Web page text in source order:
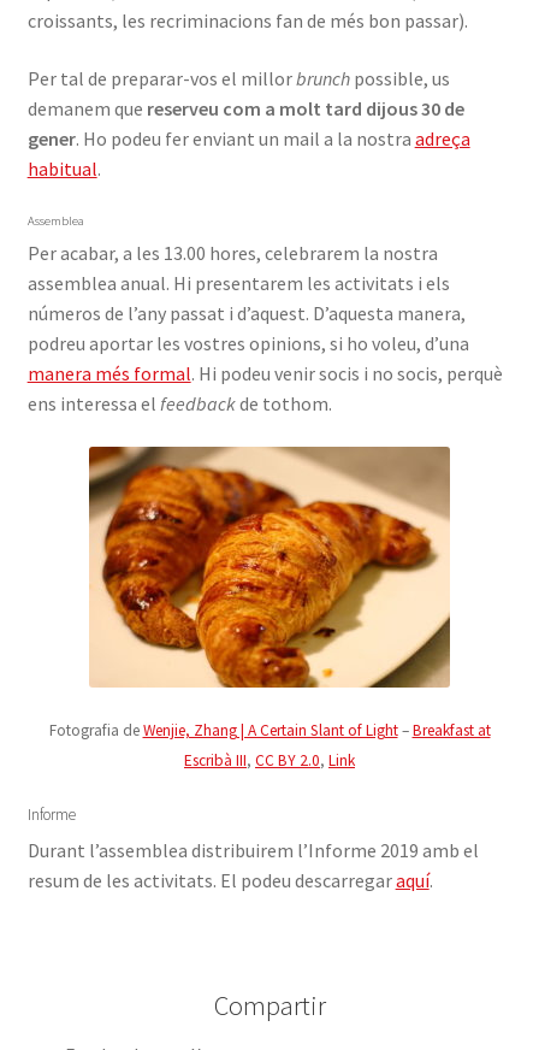
croissants, les recriminacions fan de més bon passar).
Per tal de preparar-vos el millorbrunchpossible, us
demanem que reserveu com a molt tard dijous 30 de
gener. Ho podeu fer enviant un mail a la nostra adreça
habitual.
Assemblea
Per acabar, a les 13.00 hores, celebrarem la nostra
assemblea anual. Hi presentarem les activitats i els
números de l’any passat i d’aquest. D’aquesta manera,
podreu aportar les vostres opinions, si ho voleu, d’una
manera més formal. Hi podeu venir socis i no socis, perquè
ens interessa el feedbackde tothom.
Fotografia deWenjie, Zhang | A Certain Slant of Light–Breakfast at
Escribà III, CC BY 2.0, Link
Informe
Durant l’assemblea distribuirem l’Informe 2019 amb el
resum de les activitats. El podeu descarregaraquí.
Compartir